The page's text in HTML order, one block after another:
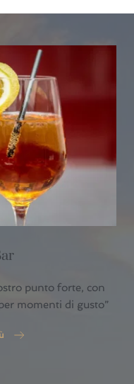
punto forte, con
momenti di gusto”